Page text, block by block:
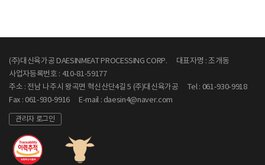
(주)대신육가공 DAESINMEAT PROCESSING CORP.
대표자명 : 조개동
사업자등록번호 : 410-81-59177
주소 : 전남 나주시 왕곡면 혁신산단4길 5 (주)대신육가공
Tel : 061-930-9918
Fax : 061-930-9916
E-mail : daesin4@naver.com
관리자 로그인